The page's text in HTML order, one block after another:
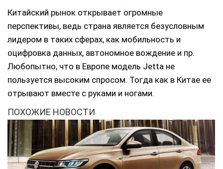
Китайский рынок открывает огромные
перспективы, ведь страна является безусловным
лидером в таких сферах, как мобильность и
оцифровка данных, автономное вождение и пр.
Любопытно, что в Европе модель Jetta не
пользуется высоким спросом. Тогда как в Китае ее
отрывают вместе с руками и ногами.
ПОХОЖИЕ НОВОСТИ